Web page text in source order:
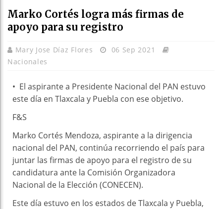
Marko Cortés logra más firmas de
apoyo para su registro
Mary Jose Díaz Flores
06 Sep 2021
Nacionales
• El aspirante a Presidente Nacional del PAN estuvo
este día en Tlaxcala y Puebla con ese objetivo.
F&S
Marko Cortés Mendoza, aspirante a la dirigencia
nacional del PAN, continúa recorriendo el país para
juntar las firmas de apoyo para el registro de su
candidatura ante la Comisión Organizadora
Nacional de la Elección (CONECEN).
Este día estuvo en los estados de Tlaxcala y Puebla,